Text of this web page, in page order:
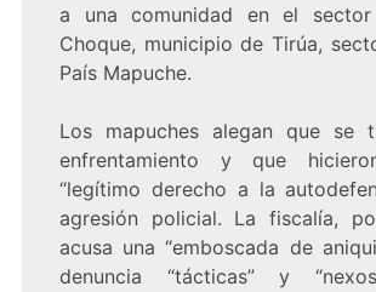
a una comunidad en el
Choque, municipio de Tirúa,
País Mapuche.
Los mapuches alegan que se
enfrentamiento y que
“legítimo derecho a la
agresión policial. La fiscalía,
acusa una “emboscada de
denuncia “tácticas” y